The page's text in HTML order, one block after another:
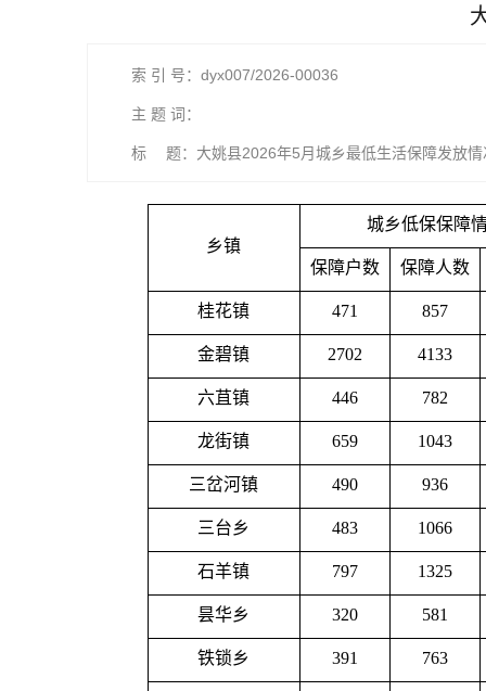
索 引 号：dyx007/2026-00036
主 题 词：
标 题：大姚县2026年5月城乡最低生活保障发放情
乡镇
城乡低保保障
保障户数 保障人数
桂花镇 471 857
金碧镇 2702 4133
六苴镇 446 782
龙街镇 659 1043
三岔河镇 490 936
三台乡 483 1066
石羊镇 797 1325
昙华乡 320 581
铁锁乡 391 763